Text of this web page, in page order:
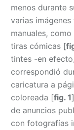
menos durante
varias
manuales,
tiras cómicas [
tintes -en
correspondió
caricatura a
coloreada [fig. 1
de anuncios
con fotografías